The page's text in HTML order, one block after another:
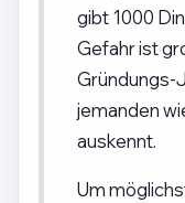
gibt 1000
Gefahr ist
Gründungs-
jemanden
auskennt.
Um